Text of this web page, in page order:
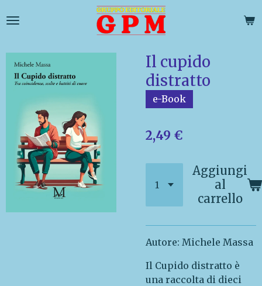
al
principale
Il cupido
distratto
e-Book
2,49 €
Aggiungi
al
carrello
Autore: Michele Massa
Il Cupido distratto è
una raccolta di dieci